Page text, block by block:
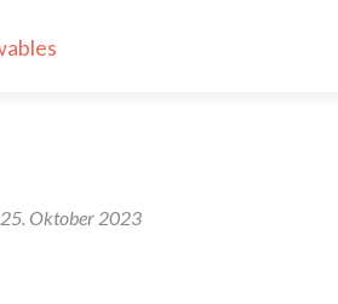
25. Oktober 2023